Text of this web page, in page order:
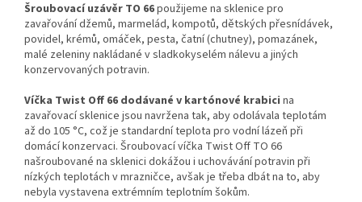
Šroubovací uzávěr TO 66použijeme na sklenice pro
zavařování džemů, marmelád, kompotů, dětských přesnídávek,
povidel, krémů, omáček, pesta, čatní (chutney), pomazánek,
malé zeleniny nakládané v sladkokyselém nálevu a jiných
konzervovaných potravin.
Víčka Twist Off 66 dodávané v kartónové krabici na
zavařovací sklenice jsou navržena tak, aby odolávala teplotám
až do 105 °C, což je standardní teplota pro vodní lázeň při
domácí konzervaci. Šroubovací víčka Twist Off TO 66
našroubované na sklenici dokážou i uchovávání potravin při
nízkých teplotách vmrazničce, avšak je třeba dbát na to, aby
nebyla vystavena extrémním teplotním šokům.